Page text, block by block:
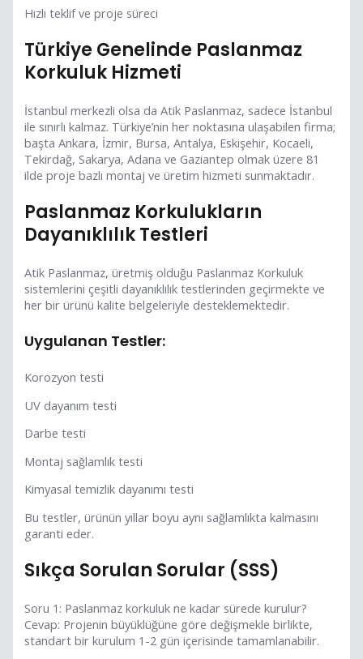
Hızlı teklif ve proje süreci
Türkiye Genelinde Paslanmaz
Korkuluk Hizmeti
İstanbul merkezli olsa da Atik Paslanmaz, sadece İstanbul
ile sınırlı kalmaz. Türkiye’nin her noktasına ulaşabilen firma;
başta Ankara, İzmir, Bursa, Antalya, Eskişehir, Kocaeli,
Tekirdağ, Sakarya, Adana ve Gaziantep olmak üzere 81
ilde proje bazlı montaj ve üretim hizmeti sunmaktadır.
Paslanmaz Korkulukların
Dayanıklılık Testleri
Atik Paslanmaz, üretmiş olduğu Paslanmaz Korkuluk
sistemlerini çeşitli dayanıklılık testlerinden geçirmekte ve
her bir ürünü kalite belgeleriyle desteklemektedir.
Uygulanan Testler:
Korozyon testi
UV dayanım testi
Darbe testi
Montaj sağlamlık testi
Kimyasal temizlik dayanımı testi
Bu testler, ürünün yıllar boyu aynı sağlamlıkta kalmasını
garanti eder.
Sıkça Sorulan Sorular (SSS)
Soru 1: Paslanmaz korkuluk ne kadar sürede kurulur?
Cevap: Projenin büyüklüğüne göre değişmekle birlikte,
standart bir kurulum 1-2 gün içerisinde tamamlanabilir.